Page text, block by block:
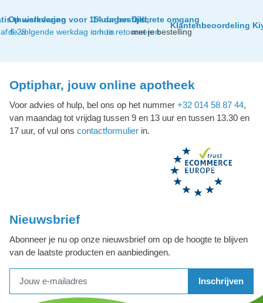
thuislevering
€ 29
Op werkdagen voor 15 uur besteld,
de volgende werkdag in huis
14 dagen tijd
om te retourneren
Discrete omgang
met je bestelling
Klantenbeoordeling
Optiphar, jouw online apotheek
Voor advies of hulp, bel ons op het nummer +32 014 58 87 44,
van maandag tot vrijdag tussen 9 en 13 uur en tussen 13.30 en
17 uur, of vul ons contactformulier in.
Nieuwsbrief
Abonneer je nu op onze nieuwsbrief om op de hoogte te blijven
van de laatste producten en aanbiedingen.
Inschrijven